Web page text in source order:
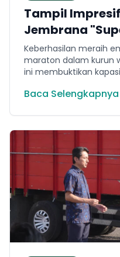
Tampil
Jembrana
4 Gelar Juara
Jawa
Keberhasilan meraih
maraton dalam kurun
ini membuktikan
dimiliki Jembrana di
Baca